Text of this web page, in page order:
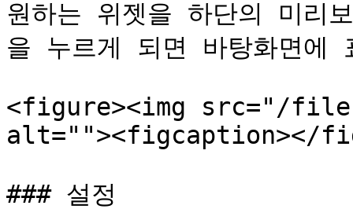
원하는 위젯을 하단의 미리
을 누르게 되면 바탕화면에
<figure><img src="/files/
alt=""><figcaption></
### 설정